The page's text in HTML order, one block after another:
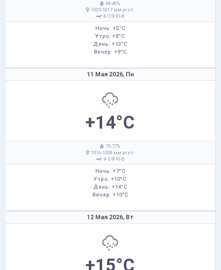
: 44-46%
: 1025-1017 мм рт.ст.
: 6-7,
Ю-В
Ночь: +5°C
Утро: +8°C
День: +13°C
Вечер: +9°C
11 Мая 2026, Пн
+14°C
: 75-77%
: 1016-1008 мм рт.ст.
: 4-5,
Ю-В
Ночь: +7°C
Утро: +10°C
День: +14°C
Вечер: +10°C
12 Мая 2026, Вт
+15°C